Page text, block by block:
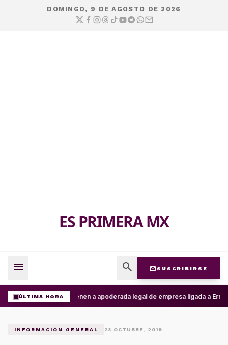
DOMINGO, 9 DE AGOSTO DE 2026
ES PRIMERA MX
menu search mail SUSCRIBIRSE
ÚLTIMA HORADetienen a apoderada legal de empresa ligada a
INFORMACIÓN GENERAL 23 OCTUBRE, 2019